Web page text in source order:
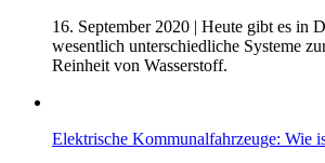
16. September 2020 | Heute gibt es in
wesentlich unterschiedliche Systeme
Reinheit von Wasserstoff.
Elektrische Kommunalfahrzeuge: Wie